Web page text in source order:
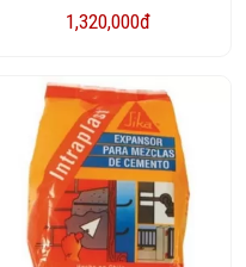
1,320,000đ